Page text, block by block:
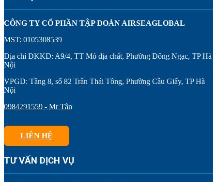
CÔNG TY CỔ PHẦN TẬP ĐOÀN AIRSEAGLOBAL
MST: 0105308539
Địa chỉ ĐKKD: A9/4, TT Mỏ địa chất, Phường Đông Ngạc, TP Hà
Nội
VPGD: Tầng 8, số 82 Trần Thái Tông, Phường Cầu Giấy, TP Hà
Nội
0984291559 - Mr Tân
LIÊN HỆ
TƯ VẤN DỊCH VỤ